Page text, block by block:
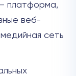
платформа,
веб-
сеть